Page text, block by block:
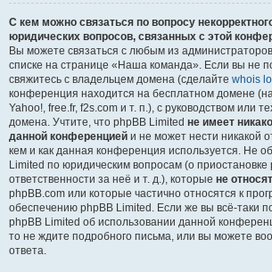
С кем можно связаться по вопросу
юридических вопросов, связанных с этой
Вы можете связаться с любым из
списке на странице «Наша команда». Если вы не
свяжитесь с владельцем домена (сделайте whois
конференция находится на бесплатном домене
Yahoo!, free.fr, f2s.com и т. п.), с руководством или
домена. Учтите, что phpBB Limited не имеет
данной конференцией и не может нести никакой
кем и как данная конференция используется. Не
Limited по юридическим вопросам (о
ответственности за неё и т. д.), которые не
phpBB.com или которые частично относятся к
обеспечению phpBB Limited. Если же вы всё-таки
phpBB Limited об использовании данной
то не ждите подробного письма, или вы можете
ответа.